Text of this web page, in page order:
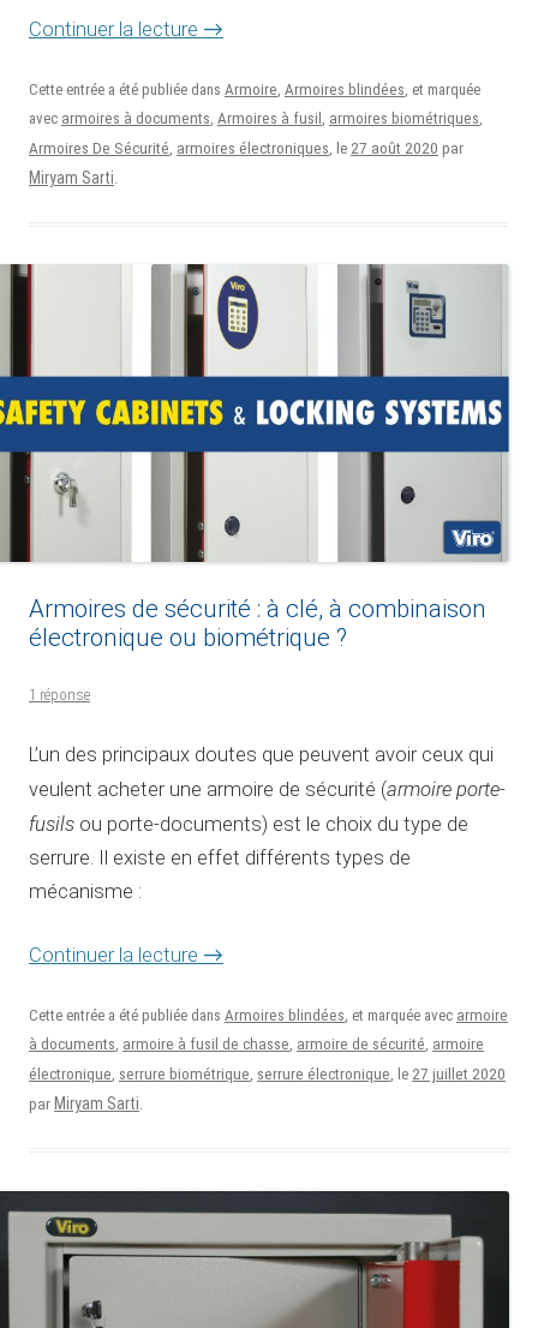
Continuer la lecture →
Cette entrée a été publiée dans Armoire Armoires blindées , et marquée
avec armoires à documents Armoires à fusil armoires biométriques
Armoires De Sécurité armoires électroniques , le 27 août 2020 par
Miryam Sarti
Armoires de sécurité : à clé, à combinaison
électronique ou biométrique ?
1 réponse
L’un des principaux doutes que peuvent avoir ceux qui
veulent acheter une armoire de sécurité (armoire porte-
fusils ou porte-documents) est le choix du type de
serrure. Il existe en effet différents types de
mécanisme :
Continuer la lecture →
Cette entrée a été publiée dans Armoires blindées, et marquée avec armoire
à documents, armoire à fusil de chasse, armoire de sécurité, armoire
électronique, serrure biométrique, serrure électronique, le 27 juillet 2020
par Miryam Sarti.